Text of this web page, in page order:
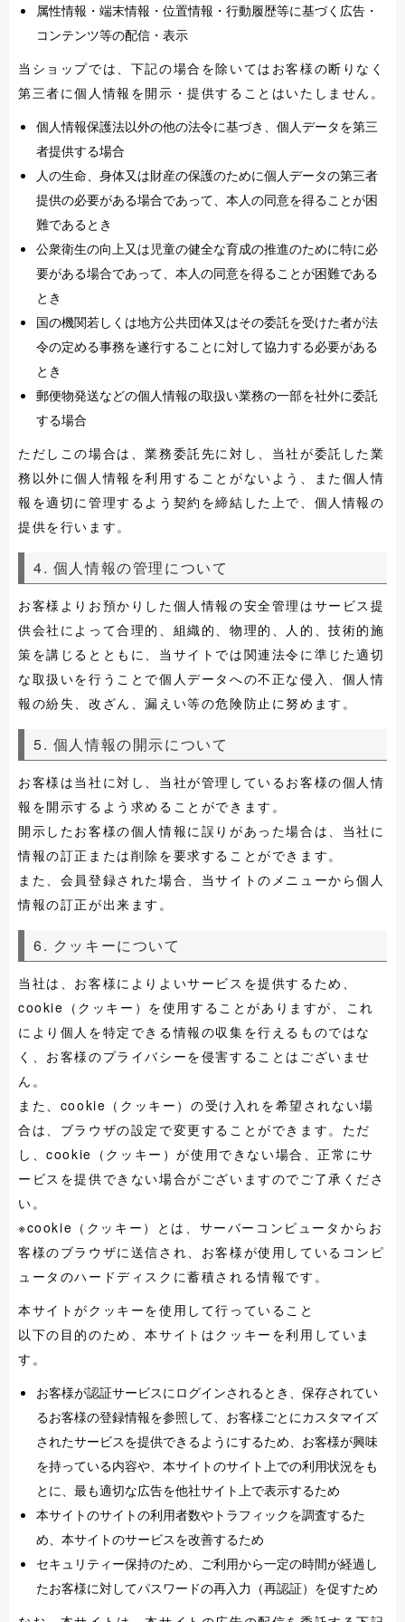
属性情報・端末情報・位置情報・行動履歴等に基づく広告・
コンテンツ等の配信・表示
当ショップでは、下記の場合を除いてはお客様の断りなく
第三者に個人情報を開示・提供することはいたしません。
個人情報保護法以外の他の法令に基づき、個人データを第三
者提供する場合
人の生命、身体又は財産の保護のために個人データの第三者
提供の必要がある場合であって、本人の同意を得ることが困
難であるとき
公衆衛生の向上又は児童の健全な育成の推進のために特に必
要がある場合であって、本人の同意を得ることが困難である
とき
国の機関若しくは地方公共団体又はその委託を受けた者が法
令の定める事務を遂行することに対して協力する必要がある
とき
郵便物発送などの個人情報の取扱い業務の一部を社外に委託
する場合
ただしこの場合は、業務委託先に対し、当社が委託した業
務以外に個人情報を利用することがないよう、また個人情
報を適切に管理するよう契約を締結した上で、個人情報の
提供を行います。
4. 個人情報の管理について
お客様よりお預かりした個人情報の安全管理はサービス提
供会社によって合理的、組織的、物理的、人的、技術的施
策を講じるとともに、当サイトでは関連法令に準じた適切
な取扱いを行うことで個人データへの不正な侵入、個人情
報の紛失、改ざん、漏えい等の危険防止に努めます。
5. 個人情報の開示について
お客様は当社に対し、当社が管理しているお客様の個人情
報を開示するよう求めることができます。
開示したお客様の個人情報に誤りがあった場合は、当社に
情報の訂正または削除を要求することができます。
また、会員登録された場合、当サイトのメニューから個人
情報の訂正が出来ます。
6. クッキーについて
当社は、お客様によりよいサービスを提供するため、
cookie（クッキー）を使用することがありますが、これ
により個人を特定できる情報の収集を行えるものではな
く、お客様のプライバシーを侵害することはございませ
ん。
また、cookie（クッキー）の受け入れを希望されない場
合は、ブラウザの設定で変更することができます。ただ
し、cookie（クッキー）が使用できない場合、正常にサ
ービスを提供できない場合がございますのでご了承くださ
い。
※cookie（クッキー）とは、サーバーコンピュータからお
客様のブラウザに送信され、お客様が使用しているコンピ
ュータのハードディスクに蓄積される情報です。
本サイトがクッキーを使用して行っていること
以下の目的のため、本サイトはクッキーを利用していま
す。
お客様が認証サービスにログインされるとき、保存されてい
るお客様の登録情報を参照して、お客様ごとにカスタマイズ
されたサービスを提供できるようにするため、お客様が興味
を持っている内容や、本サイトのサイト上での利用状況をも
とに、最も適切な広告を他社サイト上で表示するため
本サイトのサイトの利用者数やトラフィックを調査するた
め、本サイトのサービスを改善するため
セキュリティー保持のため、ご利用から一定の時間が経過し
たお客様に対してパスワードの再入力（再認証）を促すため